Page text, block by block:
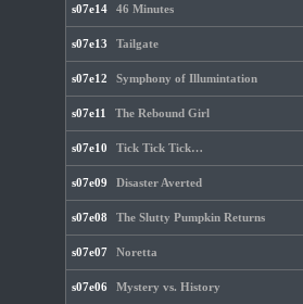
s07e14 46 Minutes
s07e13 Tailgate
s07e12 Symphony of Illumintation
s07e11 The Rebound Girl
s07e10 Tick Tick Tick…
s07e09 Disaster Averted
s07e08 The Slutty Pumpkin Returns
s07e07 Noretta
s07e06 Mystery vs. History